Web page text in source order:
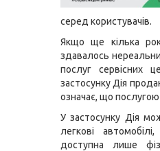
серед користувачів.
Якщо ще кілька
здавалось
послуг сервісних
застосунку Дія
означає, що
У застосунку Дія
легкові
доступна лише